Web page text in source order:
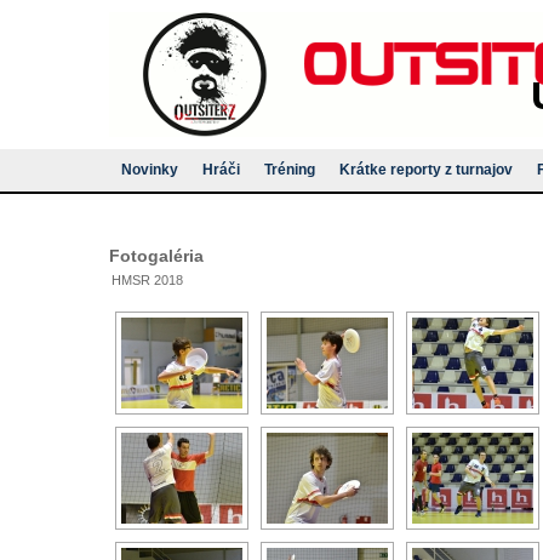
Novinky Hráči Tréning Krátke reporty z turnajov
Fotogaléria
HMSR 2018